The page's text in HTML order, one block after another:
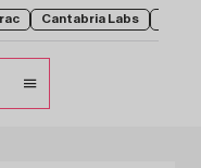
Cantabria Labs